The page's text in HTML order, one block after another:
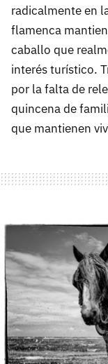
radicalmente en
flamenca
caballo que
interés turístico.
por la falta de
quincena de
que mantienen